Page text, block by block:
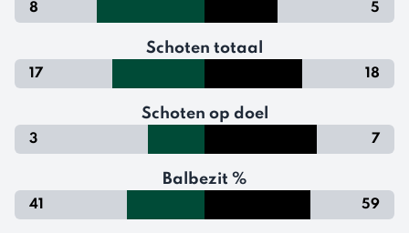
8 5
Schoten totaal
17 18
Schoten op doel
3 7
Balbezit %
41 59